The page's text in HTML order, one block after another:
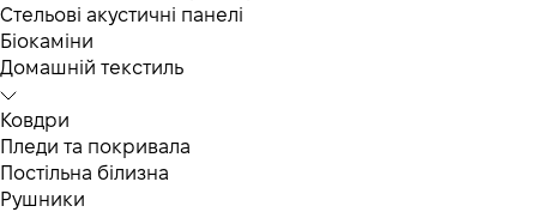
Стельові акустичні панелі
Біокаміни
Домашній текстиль
Ковдри
Пледи та покривала
Постільна білизна
Рушники